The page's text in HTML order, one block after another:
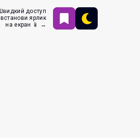
доступ
встанови ярлик
на екран 📱 →